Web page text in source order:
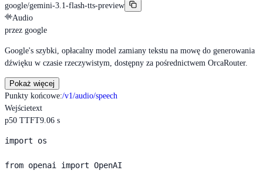
google/gemini-3.1-flash-tts-preview
Audio
przez google
Google's szybki, opłacalny model zamiany tekstu na mowę do generowania
dźwięku w czasie rzeczywistym, dostępny za pośrednictwem OrcaRouter.
Pokaż więcej
Punkty końcowe:/v1/audio/speech
Wejścietext
p50 TTFT9.06 s
import os
from openai import OpenAI